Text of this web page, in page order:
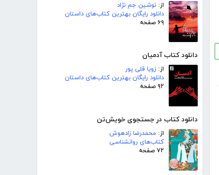
از: نوشین جم نژاد
دانلود رایگان بهترین کتاب‌های داستان
۶۹ صفحه
دانلود کتاب آدمیان
از: زویا قلی پور
دانلود رایگان بهترین کتاب‌های داستان
۹۲ صفحه
دانلود کتاب در جستجوی خویش‌تن
از: محمدرضا زادهوش
کتاب‌های روانشناسی
۷۲ صفحه